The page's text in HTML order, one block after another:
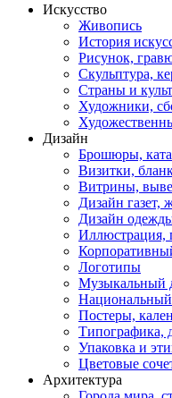
Искусство
Живопись
История
Рисунок,
Скульптура,
Страны и
Художники,
Дизайн
Брошюры,
Визитки,
Витрины,
Дизайн газет,
Дизайн
Иллюстрация,
Логотипы
Музыкальный
Постеры,
Типографика,
Упаковка и
Цветовые
Архитектура